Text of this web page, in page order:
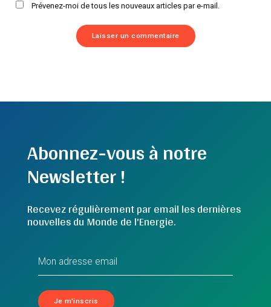
Prévenez-moi de tous les nouveaux articles par e-mail.
Abonnez-vous à notre
Newsletter !
Recevez régulièrement par email les dernières
nouvelles du Monde de l'Energie.